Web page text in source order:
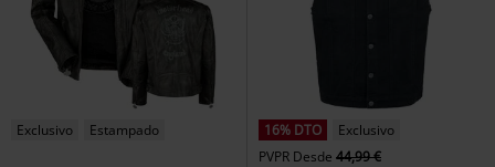
Exclusivo Estampado 16% DTO
Exclusivo
PVPR Desde 44,99 €